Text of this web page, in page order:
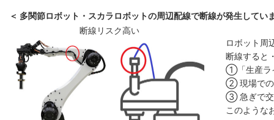
＜ 多関節ロボット・スカラロボットの周辺配線で断線が発生してい
断線リスク高い
ロボット周
断線すると
①「生産ラ
② 現場での
③ 急ぎで交
このような